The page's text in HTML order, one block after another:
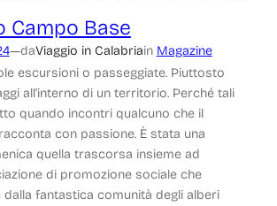
Campo Base
—daViaggio in Calabriain Magazine
escursioni o passeggiate. Piuttosto
all’interno di un territorio. Perché tali
quando incontri qualcuno che il
con passione. È stata una
quella trascorsa insieme ad
di promozione sociale che
dalla fantastica comunità degli alberi